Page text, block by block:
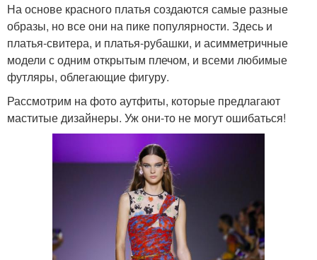
На основе красного платья создаются самые разные
образы, но все они на пике популярности. Здесь и
платья-свитера, и платья-рубашки, и асимметричные
модели с одним открытым плечом, и всеми любимые
футляры, облегающие фигуру.
Рассмотрим на фото аутфиты, которые предлагают
маститые дизайнеры. Уж они-то не могут ошибаться!